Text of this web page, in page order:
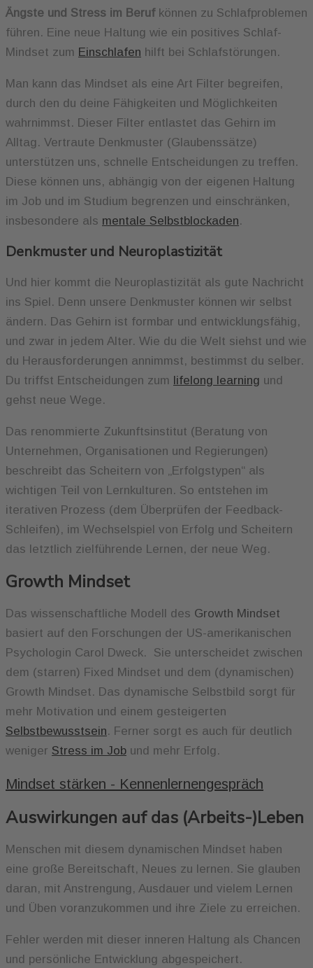
Ängste und Stress im Berufkönnen zu Schlafproblemen
führen. Eine neue Haltung wie ein positives Schlaf-
Mindset zum Einschlafen hilft bei Schlafstörungen.
Man kann das Mindset als eine Art Filter begreifen,
durch den du deine Fähigkeiten und Möglichkeiten
wahrnimmst. Dieser Filter entlastet das Gehirn im
Alltag. Vertraute Denkmuster (Glaubenssätze)
unterstützen uns, schnelle Entscheidungen zu treffen.
Diese können uns, abhängig von der eigenen Haltung
im Job und im Studium begrenzen und einschränken,
insbesondere als mentale Selbstblockaden.
Denkmuster und Neuroplastizität
Und hier kommt die Neuroplastizität als gute Nachricht
ins Spiel. Denn unsere Denkmuster können wir selbst
ändern. Das Gehirn ist formbar und entwicklungsfähig,
und zwar in jedem Alter. Wie du die Welt siehst und wie
du Herausforderungen annimmst, bestimmst du selber.
Du triffst Entscheidungen zum lifelong learning und
gehst neue Wege.
Das renommierte Zukunftsinstitut (Beratung von
Unternehmen, Organisationen und Regierungen)
beschreibt das Scheitern von „Erfolgstypen“ als
wichtigen Teil von Lernkulturen. So entstehen im
iterativen Prozess (dem Überprüfen der Feedback-
Schleifen), im Wechselspiel von Erfolg und Scheitern
das letztlich zielführende Lernen, der neue Weg.
Growth Mindset
Das wissenschaftliche Modell des Growth Mindset
basiert auf den Forschungen der US-amerikanischen
Psychologin Carol Dweck. Sie unterscheidet zwischen
dem (starren) Fixed Mindset und dem (dynamischen)
Growth Mindset. Das dynamische Selbstbild sorgt für
mehr Motivation und einem gesteigerten
Selbstbewusstsein. Ferner sorgt es auch für deutlich
weniger Stress im Job und mehr Erfolg.
Mindset stärken - Kennenlernengespräch
Auswirkungen auf das (Arbeits-)Leben
Menschen mit diesem dynamischen Mindset haben
eine große Bereitschaft, Neues zu lernen. Sie glauben
daran, mit Anstrengung, Ausdauer und vielem Lernen
und Üben voranzukommen und ihre Ziele zu erreichen.
Fehler werden mit dieser inneren Haltung als Chancen
und persönliche Entwicklung abgespeichert.